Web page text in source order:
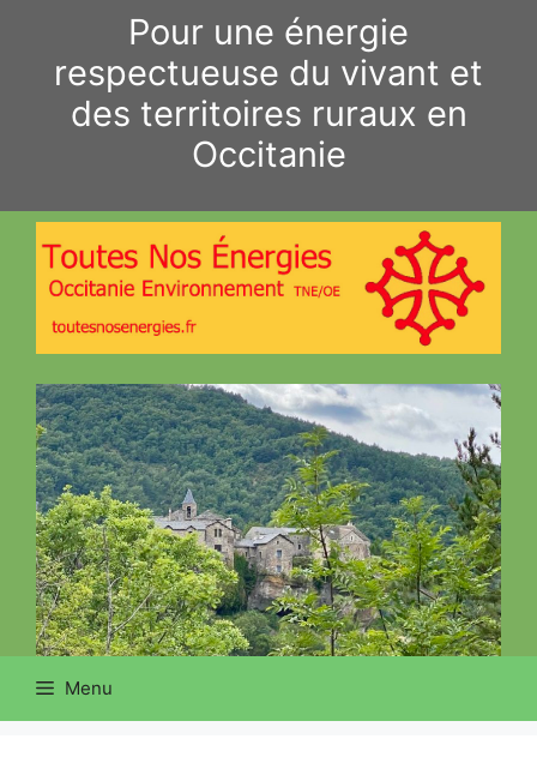
contenu
Pour une énergie
respectueuse du vivant et
des territoires ruraux en
Occitanie
Menu